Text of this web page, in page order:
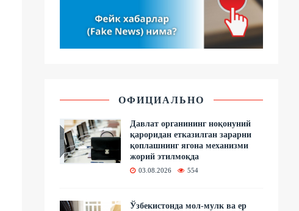
ОФИЦИАЛЬНО
Давлат органининг ноқонуний
қароридан етказилган зарарни
қоплашнинг ягона механизми
жорий этилмоқда
03.08.2026 554
Ўзбекистонда мол-мулк ва ер